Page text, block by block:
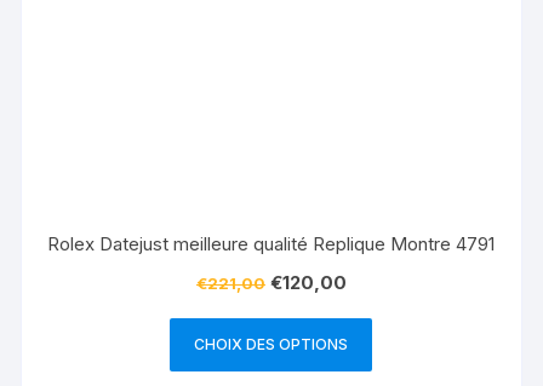
Rolex Datejust meilleure qualité Replique Montre 4791
€221,00 €120,00
CHOIX DES OPTIONS